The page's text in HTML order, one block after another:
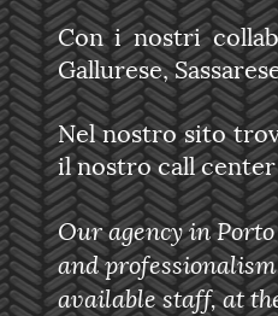
Con i nostri
Gallurese,
Nel nostro sito
il nostro call
Our agency in
and
available staff, at